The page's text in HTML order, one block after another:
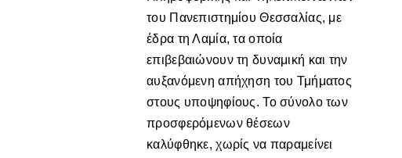
του Πανεπιστημίου Θεσσαλίας, με
έδρα τη Λαμία, τα οποία
επιβεβαιώνουν τη δυναμική και την
αυξανόμενη απήχηση του Τμήματος
στους υποψηφίους. Το σύνολο των
προσφερόμενων θέσεων
καλύφθηκε, χωρίς να παραμείνει